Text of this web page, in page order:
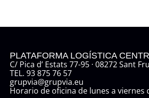
PLATAFORMA LOGÍSTICA
C/ Pica d’ Estats 77-95 · 08272 Sant
TEL. 93 875 76 57
grupvia@grupvia.eu
Horario de oficina de lunes a viernes